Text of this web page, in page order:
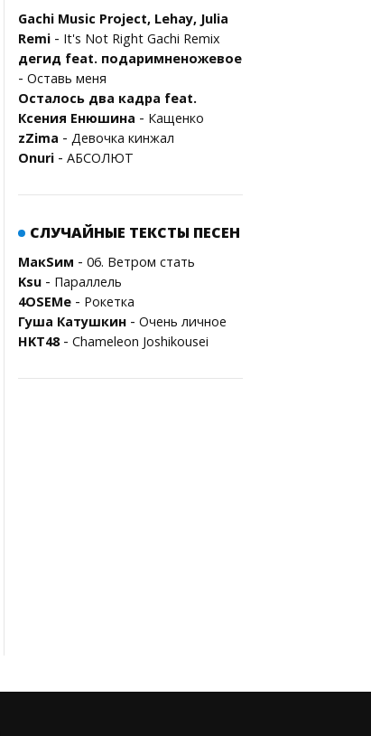
Gachi Music Project, Lehay, Julia
Remi - It's Not Right Gachi Remix
дегид feat. подаримненожевое
- Оставь меня
Осталось два кадра feat.
Ксения Енюшина - Кащенко
zZima - Девочка кинжал
Onuri - АБСОЛЮТ
СЛУЧАЙНЫЕ ТЕКСТЫ ПЕСЕН
МакSим - 06. Ветром стать
Ksu - Параллель
4OSEMe - Рокетка
Гуша Катушкин - Очень личное
HKT48- Chameleon Joshikousei